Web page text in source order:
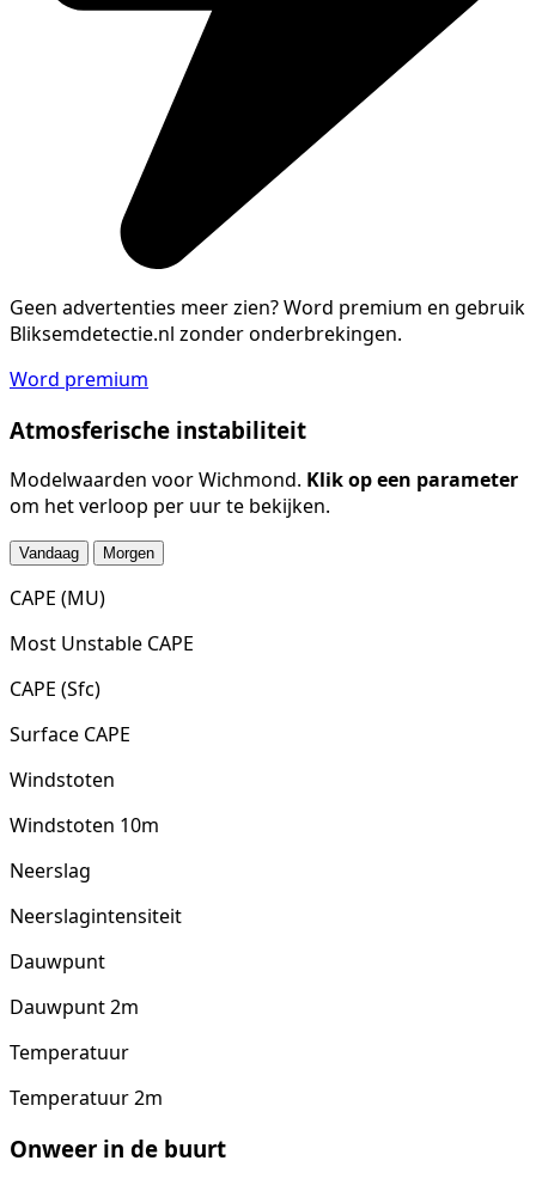
Geen advertenties meer zien?Word premium en gebruik
Bliksemdetectie.nl zonder onderbrekingen.
Word premium
Atmosferische instabiliteit
Modelwaarden voor Wichmond. Klik op een parameter
om het verloop per uur te bekijken.
Vandaag Morgen
CAPE (MU)
Most Unstable CAPE
CAPE (Sfc)
Surface CAPE
Windstoten
Windstoten 10m
Neerslag
Neerslagintensiteit
Dauwpunt
Dauwpunt 2m
Temperatuur
Temperatuur 2m
Onweer in de buurt